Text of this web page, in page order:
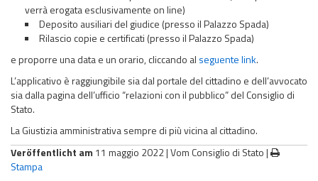
verrà erogata esclusivamente on line)
Deposito ausiliari del giudice (presso il Palazzo Spada)
Rilascio copie e certificati (presso il Palazzo Spada)
e proporre una data e un orario, cliccando al seguente link.
L’applicativo è raggiungibile sia dal portale del cittadino e dell’avvocato
sia dalla pagina dell’ufficio “relazioni con il pubblico” del Consiglio di
Stato.
La Giustizia amministrativa sempre di più vicina al cittadino.
Veröffentlicht am 11 maggio 2022 |Vom Consiglio di Stato|
Stampa